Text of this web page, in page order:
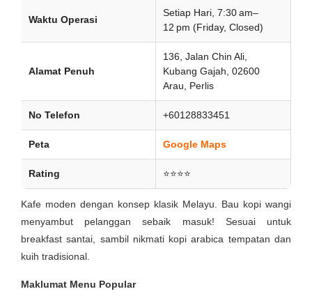
Waktu Operasi
Setiap Hari, 7:30 am–
12 pm (Friday, Closed)
Alamat Penuh
136, Jalan Chin Ali,
Kubang Gajah, 02600
Arau, Perlis
No Telefon +60128833451
Peta Google Maps
Rating ⭐⭐⭐⭐
Kafe moden dengan konsep klasik Melayu. Bau kopi wangi
menyambut pelanggan sebaik masuk! Sesuai untuk
breakfast santai, sambil nikmati kopi arabica tempatan dan
kuih tradisional.
Maklumat Menu Popular